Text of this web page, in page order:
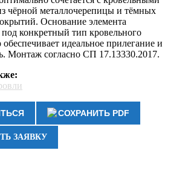
чёрной металлочерепицы и тёмных
Основание элемента
конкретный тип кровельного
идеальное прилегание и
Монтаж согласно СП 17.13330.2017.
СОХРАНИТЬ PDF
ЗАЯВКУ